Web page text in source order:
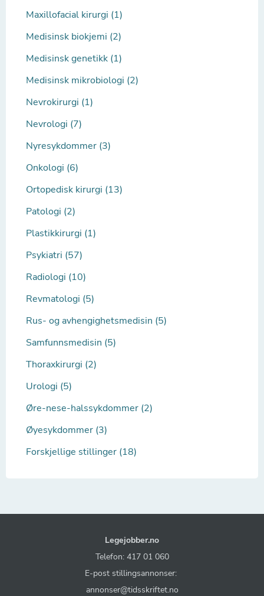
Maxillofacial kirurgi (1)
Medisinsk biokjemi (2)
Medisinsk genetikk (1)
Medisinsk mikrobiologi (2)
Nevrokirurgi (1)
Nevrologi (7)
Nyresykdommer (3)
Onkologi (6)
Ortopedisk kirurgi (13)
Patologi (2)
Plastikkirurgi (1)
Psykiatri (57)
Radiologi (10)
Revmatologi (5)
Rus- og avhengighetsmedisin (5)
Samfunnsmedisin (5)
Thoraxkirurgi (2)
Urologi (5)
Øre-nese-halssykdommer (2)
Øyesykdommer (3)
Forskjellige stillinger (18)
Legejobber.no
Telefon: 417 01 060
E-post stillingsannonser:
annonser@tidsskriftet.no